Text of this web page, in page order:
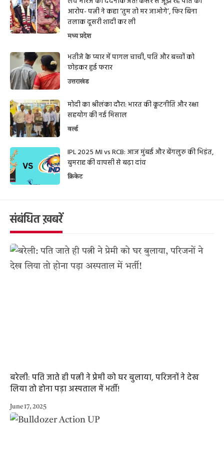
आरोप- पत्नी ने कहा ‘तुम तो मर जाओगे’, फिर बिना
तलाक दूसरी शादी कर ली
मध्य प्रदेश
भतीजे के प्यार में पागल चाची, पति और बच्चों को
छोड़कर हुई फरार
उत्तराखंड
मोदी का श्रीलंका दौरा: भारत की कूटनीति और रक्षा
सहयोग की नई मिसाल
वर्ल्ड
IPL 2025 MI vs RCB: आज मुंबई और बेंगलुरु की भिड़ंत,
बुमराह की वापसी से बढ़ा दांव
क्रिकेट
संबंधित ख़बरें
बरेली: पति जाते ही पत्नी ने प्रेमी को घर बुलाया, परिजनों ने देख
लिया तो होना पड़ा अस्पताल में भर्ती!
June 17, 2025